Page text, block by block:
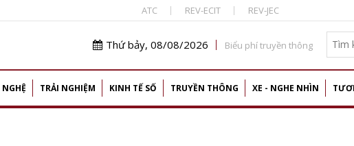
ATC REV-ECIT REV-JEC
Thứ bảy, 08/08/2026 Biểu phí truyền thông
TRẢI NGHIỆM KINH TẾ SỐ TRUYỀN THÔNG XE - NGHE NHÌN